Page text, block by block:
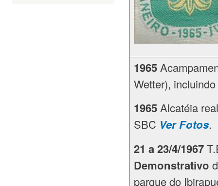
1965
Wetter),
1965 Alcatéia
SBC Ver Fotos.
21 a 23/4/1967
Demonstrativo
parque do